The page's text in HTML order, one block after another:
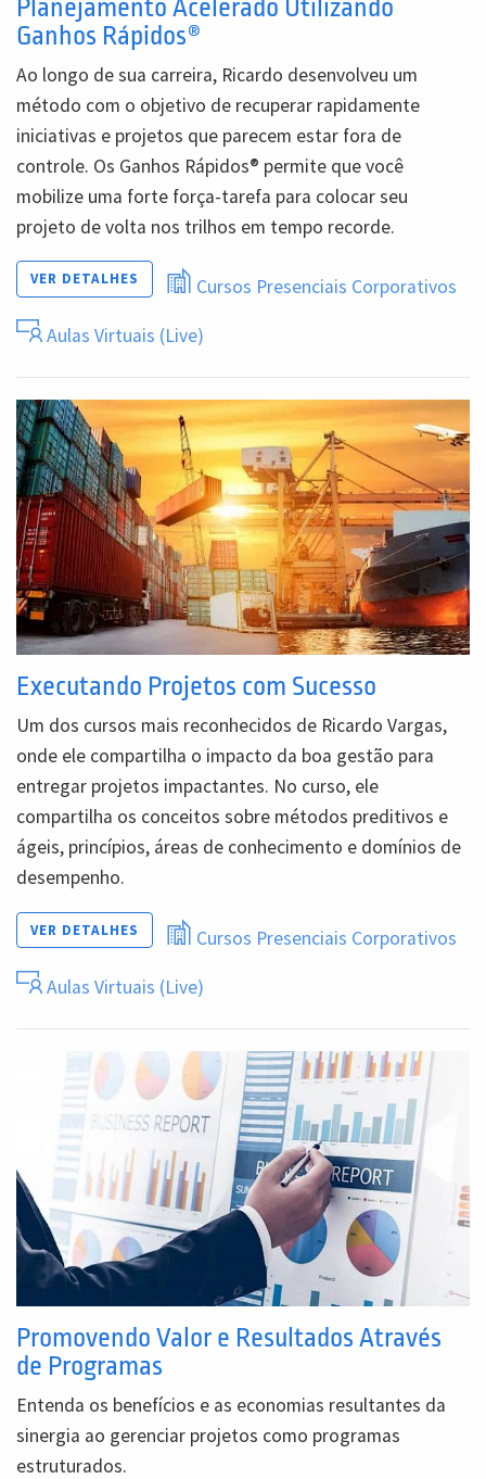
Planejamento Acelerado Utilizando
Ganhos Rápidos®
Ao longo de sua carreira, Ricardo desenvolveu um
método com o objetivo de recuperar rapidamente
iniciativas e projetos que parecem estar fora de
controle. Os Ganhos Rápidos® permite que você
mobilize uma forte força-tarefa para colocar seu
projeto de volta nos trilhos em tempo recorde.
VER DETALHES Cursos Presenciais Corporativos
Aulas Virtuais (Live)
Executando Projetos com Sucesso
Um dos cursos mais reconhecidos de Ricardo Vargas,
onde ele compartilha o impacto da boa gestão para
entregar projetos impactantes. No curso, ele
compartilha os conceitos sobre métodos preditivos e
ágeis, princípios, áreas de conhecimento e domínios de
desempenho.
VER DETALHES Cursos Presenciais Corporativos
Aulas Virtuais (Live)
Promovendo Valor e Resultados Através
de Programas
Entenda os benefícios e as economias resultantes da
sinergia ao gerenciar projetos como programas
estruturados.